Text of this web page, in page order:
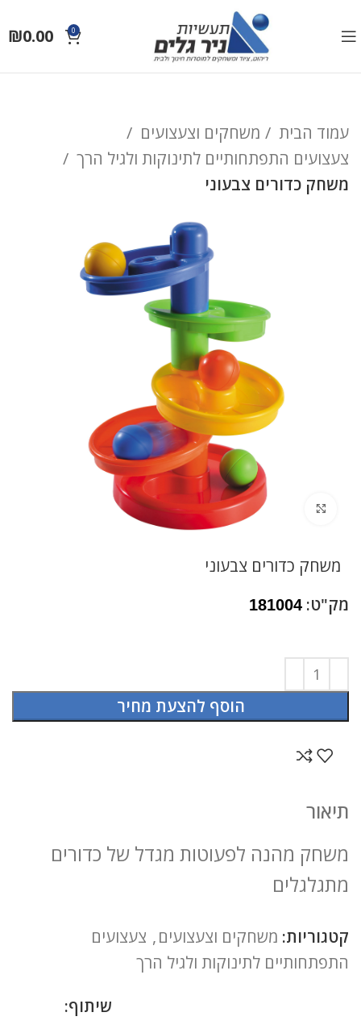
0
₪0.00
עמוד הבית
משחקים וצעצועים
צעצועים התפתחותיים לתינוקות ולגיל הרך
משחק כדורים צבעוני
לחץ להגדלה
משחק כדורים צבעוני
מק"ט: 181004
הוסף להצעת מחיר
תיאור
משחק מהנה לפעוטות מגדל של כדורים
מתגלגלים
קטגוריות: משחקים וצעצועים, צעצועים
התפתחותיים לתינוקות ולגיל הרך
שיתוף: